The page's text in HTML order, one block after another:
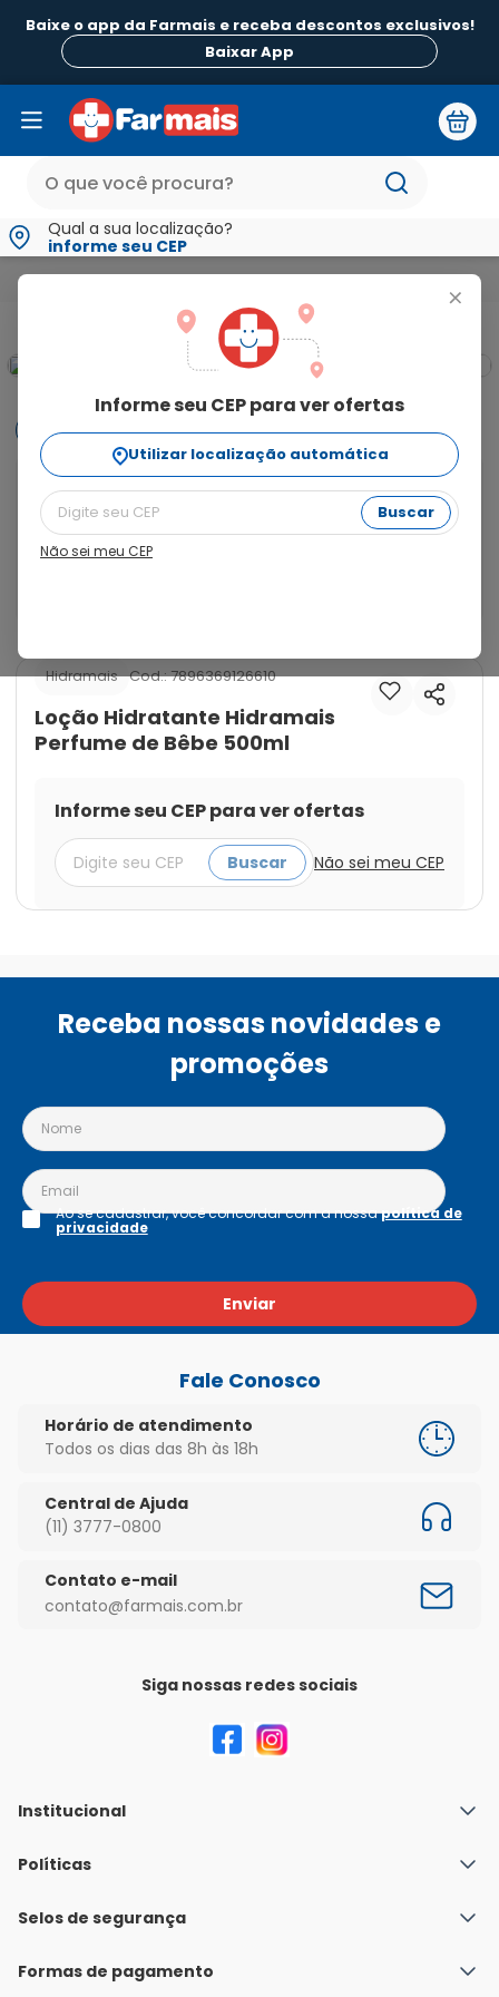
Baixe o app da Farmais e receba descontos exclusivos!
Baixar App
Qual a sua localização?
informe seu CEP
+
Informe seu CEP para ver ofertas
Utilizar localização automática
Buscar
Não sei meu CEP
Hidratantes e Óleos para
Informações
Perfume de Bebê Hidratação Profunda Nutrição &
Vitalidade. Para todos os tipos de pele. A Loção
Hidramais Perfume de Bebê possui fórmula suavizante,
com alto poder de hidratação e absorção. Deixa a pele
Hidramais Cod.:7896369126610
Loção Hidratante Hidramais
Perfume de Bêbe 500ml
Informe seu CEP para ver ofertas
Buscar Não sei meu CEP
Receba nossas novidades e
promoções
Enviar
Ao se cadastrar, você concordar com a nossapolítica de
privacidade
Fale Conosco
Horário de atendimento
Todos os dias das 8h às 18h
Central de Ajuda
(11) 3777-0800
Contato e-mail
contato@farmais.com.br
Siga nossas redes sociais
Institucional
Quem Somos
Nossas lojas
Políticas
Política de Envio
Políticas de Trocas e Devoluções
Selos de segurança
Formas de pagamento